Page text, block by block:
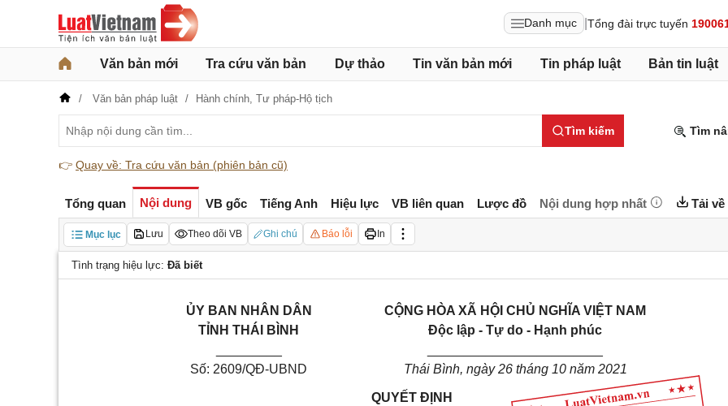
Danh mục Tổng đài trực tuyến
Văn bản mới Tra cứu văn bản Dự thảo Tin văn bản mới Tin pháp luật Bản tin luật
Văn bản pháp luật Hành chính, Tư pháp-Hộ tịch
Tìm kiếm Tìm
👉 Quay về: Tra cứu văn bản (phiên bản cũ)
Tổng quan Nội dung VB gốc Tiếng Anh Hiệu lực VB liên quan Lược đồ Nội dung hợp nhất Tải về
Mục lục Lưu Theo dõi VB Ghi chú Báo lỗi In
Tình trạng hiệu lực: Đã biết
ỦY BAN NHÂN DÂN
TỈNH THÁI BÌNH
Số: 2609/QĐ-UBND
CỘNG HÒA XÃ HỘI CHỦ NGHĨA VIỆT NAM
Độc lập - Tự do - Hạnh phúc
Thái Bình, ngày 26 tháng 10 năm 2021
QUYẾT ĐỊNH